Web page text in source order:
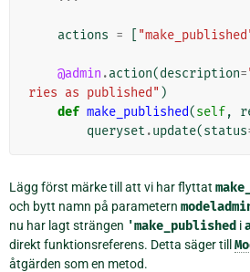
actions =
@admin .action(description=
ries as published" )
def make_published(self,
queryset .update(status
Lägg först märke till att vi har flyttat
och bytt namn på parametern
nu har lagt strängen 'make_published i
direkt funktionsreferens. Detta säger till
åtgärden som en metod.